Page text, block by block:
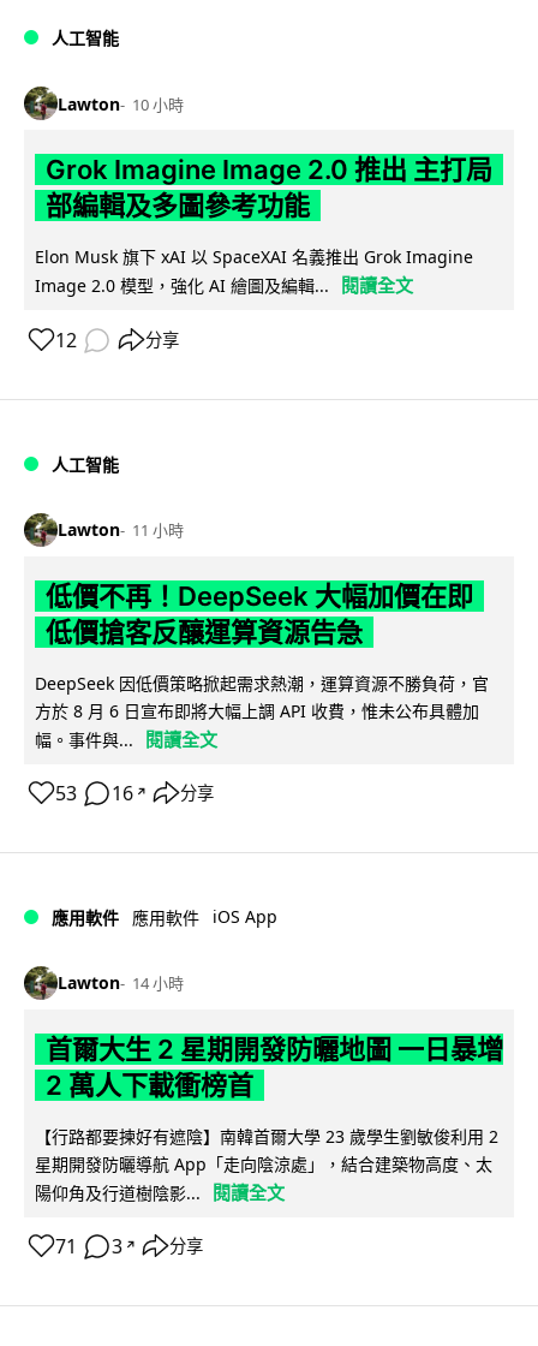
人工智能
Lawton 10 小時
Grok Imagine Image 2.0 推出 主打局
部編輯及多圖參考功能
Elon Musk 旗下 xAI 以 SpaceXAI 名義推出 Grok Imagine
Image 2.0 模型，強化 AI 繪圖及編輯...
閱讀全文
12 分享
人工智能
Lawton 11 小時
低價不再！DeepSeek 大幅加價在即
低價搶客反釀運算資源告急
DeepSeek 因低價策略掀起需求熱潮，運算資源不勝負荷，官
方於 8 月 6 日宣布即將大幅上調 API 收費，惟未公布具體加
幅。事件與...
閱讀全文
53 16 ↗ 分享
應用軟件 應用軟件 iOS App
Lawton 14 小時
首爾大生 2 星期開發防曬地圖 一日暴增
2 萬人下載衝榜首
【行路都要揀好有遮陰】南韓首爾大學 23 歲學生劉敏俊利用 2
星期開發防曬導航 App「走向陰涼處」，結合建築物高度、太
陽仰角及行道樹陰影...
閱讀全文
71 3 ↗ 分享